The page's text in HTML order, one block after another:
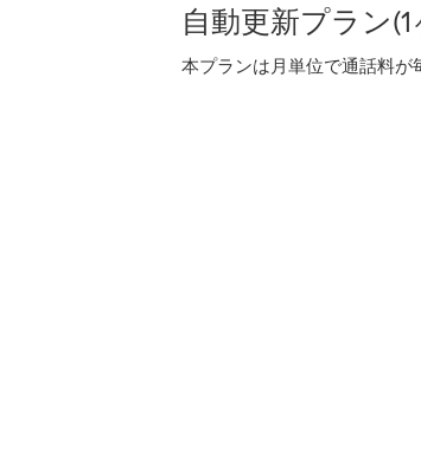
自動更新プラン(1
本プランは月単位で通話料が